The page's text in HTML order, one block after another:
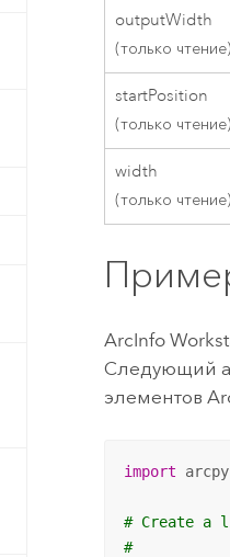
outputWidth
(только чтение)
startPosition
(только чтение)
width
(только чтение)
ArcInfo
Следующий
элементов
import arcpy
# Create a
#